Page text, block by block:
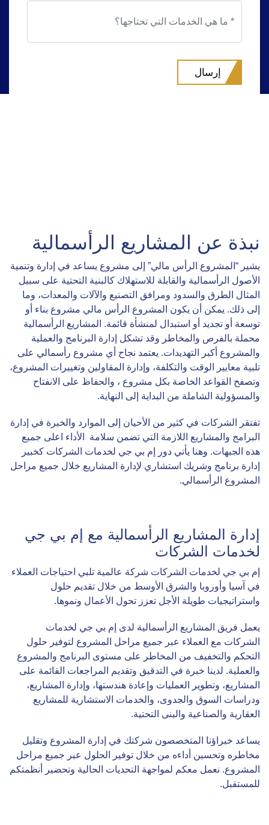
نبذة عن المشاريع الرأسمالية
يشير “المشروع الرأس مالي” إلى مشروع يساعد في إدارة وتنمية
الأصول الرأسمالية والقابلة للاستهلاك كالبنية التحتية على سبيل
المثال الطرق والسدود ومرافق التصنيع والآلات والمعدات، وما
إلى ذلك. يمكن أن يكون المشروع الرأس مالي مشروع بناء أو
توسعة أو تجديد أو استبدال لمنشأة قائمة. المشاريع الرأسمالية
محملة بالفرص والمخاطر وقد تشكل إدارة البرنامج والعملية
والمشروع أكبر التهديدات. يعتمد نجاح أي مشروع رأسمالي على
تلبية معايير الوقت والتكلفة، وإدارة المقاولين وتغييرات المشروع،
وتصفح القواعد الخاصة بكل مشروع ، والحفاظ على الانفتاح
والمسؤولية الشاملة من البداية إلى النهاية.
تفتقر الشركات في كثير من الأحيان إلى الموارد والخبرة في إدارة
البرامج والمشاريع اللازمة التي تضمن سلامة الأداء اعلى جميع
هذه الجبهات. وهنا يأتي دور إم بي جي لخدمات الشركات كخبير
إدارة برنامج وشريك استشاري لإدارة المشاريع خلال جميع مراحل
المشروع الرأسمالي.
إدارة المشاريع الرأسمالية مع إم بي جي
لخدمات الشركات
إم بي جي لخدمات الشركات شركة عالمية تلبي احتياجات العملاء
في آسيا وأوروبا والشرق الأوسط من خلال تقديم حلول
واستراتيجيات طويلة الأجل تعزز تحول الأعمال ونموها.
يعمل فريق المشاريع الرأسمالية لدى إم بي جي لخدمات
الشركات مع العملاء عبر جميع مراحل المشروع لتوفير حلول
التحكم والتخفيف من المخاطر على مستوى البرنامج والمشروع
والعملية. لدينا خبرة في التدقيق وتقديم المراجعات القائمة على
المشاريع، وتطوير العمليات وإعادة هندستها، وإدارة المشاريع،
ودراسات السوق والجدوى، والخدمات الاستشارية للمشاريع
العقارية والصناعية والبنى التحتية.
يساعد خبراؤنا المتخصصون شركتك في إدارة المشروع وتقليل
مخاطره وتحسين أداءه من خلال توفير الحلول عبر جميع مراحل
المشروع. نعمل معكم لمواجهة التحديات الحالية وتحضير أنظمتكم
للمستقبل.